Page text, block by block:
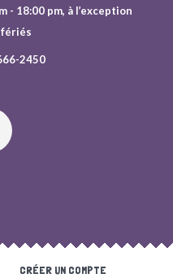
- 18:00 pm, à l’exception
2450
CRÉER UN COMPTE